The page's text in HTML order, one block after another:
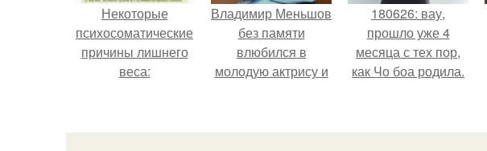
Некоторые
психосоматические
причины лишнего
веса:
Владимир Меньшов
без памяти
влюбился в
молодую актрису и
неё.
180626: вау,
прошло уже 4
месяца с тех пор,
как Чо боа родила.